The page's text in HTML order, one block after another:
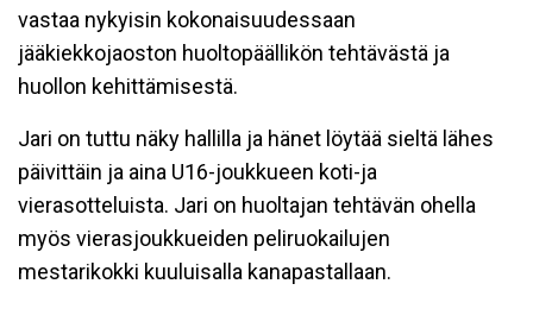
vastaa nykyisin kokonaisuudessaan
jääkiekkojaoston huoltopäällikön tehtävästä ja
huollon kehittämisestä.
Jari on tuttu näky hallilla ja hänet löytää sieltä lähes
päivittäin ja aina U16-joukkueen koti-ja
vierasotteluista. Jari on huoltajan tehtävän ohella
myös vierasjoukkueiden peliruokailujen
mestarikokki kuuluisalla kanapastallaan.